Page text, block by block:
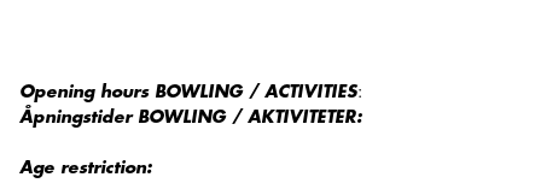
Opening hours BOWLING / ACTIVITIES:
Åpningstider BOWLING / AKTIVITETER:
Age restriction: